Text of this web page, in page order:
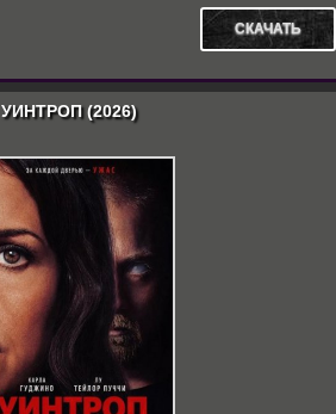
СКАЧАТЬ
УИНТРОП (2026)